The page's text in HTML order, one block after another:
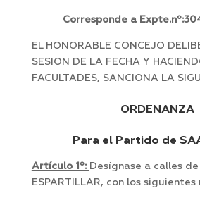
Corresponde a
EL HONORABLE CONCEJO
SESION DE LA FECHA Y
FACULTADES, SANCIONA LA
ORDENANZA
Para el Partido de
Artículo 1º: Desígnase a calles
ESPARTILLAR, con los siguientes